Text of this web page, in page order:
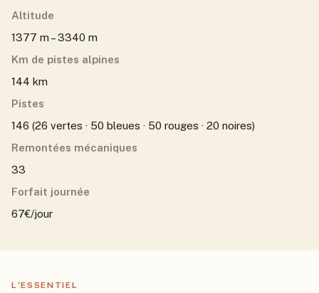
Altitude
1377 m – 3340 m
Km de pistes alpines
144 km
Pistes
146 (26 vertes · 50 bleues · 50 rouges · 20 noires)
Remontées mécaniques
33
Forfait journée
67€/jour
L'ESSENTIEL